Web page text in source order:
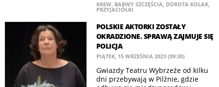
KREW, BARWY SZCZĘŚCIA, DOROTA KOLAK,
PRZYJACIÓŁKI
POLSKIE AKTORKI ZOSTAŁY
OKRADZIONE. SPRAWĄ ZAJMUJE SIĘ
POLICJA
PIĄTEK, 15 WRZEŚNIA 2023 (09:30)
Gwiazdy Teatru Wybrzeże od kilku
dni przebywają w Pilźnie, gdzie